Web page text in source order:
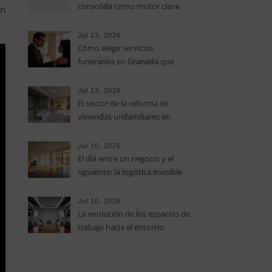
consolida como motor clave
Islas Baleares
Jul 13, 2026
Cómo elegir servicios
funerarios en Granada que
máxima calidez humana
Jul 13, 2026
El sector de la reforma de
viviendas unifamiliares en
actualización del parque
residencial
Jul 10, 2026
El día entre un negocio y el
siguiente: la logística invisible
espacios comerciales en Reus
Jul 10, 2026
La evolución de los espacios de
trabajo hacia el entorno